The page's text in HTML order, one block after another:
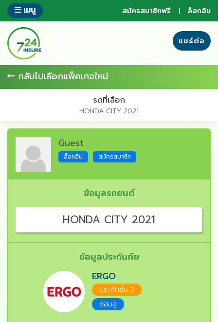
ข้าม
ส่วน
ของ
ข้อมูล
เมนู สมัครสมาชิกฟรี ล็อกอิน
แชร์ต่อ
กลับไปเลือกแพ็คเกจใหม่
รถที่เลือก
HONDA CITY 2021
Guest
ล็อกอิน สมัครสมาชิก
ข้อมูลรถยนต์
HONDA CITY 2021
ข้อมูลประกันภัย
ERGO
ประกันชั้น 3
ซ่อมอู่